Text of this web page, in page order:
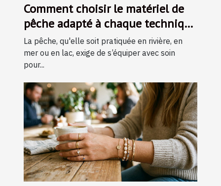
Comment choisir le matériel de
pêche adapté à chaque technique
?
La pêche, qu'elle soit pratiquée en rivière, en
mer ou en lac, exige de s’équiper avec soin
pour...